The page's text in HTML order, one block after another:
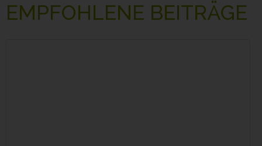
EMPFOHLENE BEITRÄGE